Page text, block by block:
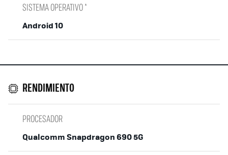
SISTEMA OPERATIVO *
Android 10
RENDIMIENTO
PROCESADOR
Qualcomm Snapdragon 690 5G